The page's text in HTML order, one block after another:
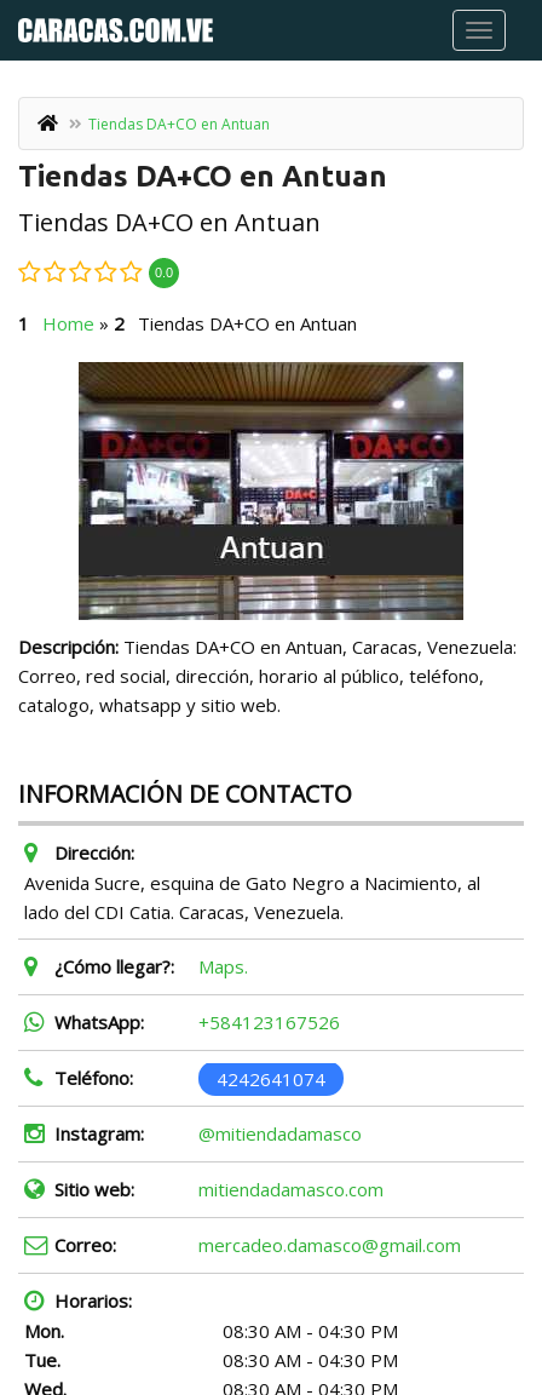
Tiendas DA+CO en Antuan
Tiendas DA+CO en Antuan
Tiendas DA+CO en Antuan
0.0
Home » Tiendas DA+CO en Antuan
Descripción: Tiendas DA+CO en Antuan, Caracas, Venezuela:
Correo, red social, dirección, horario al público, teléfono,
catalogo, whatsapp y sitio web.
INFORMACIÓN DE CONTACTO
Dirección:
Avenida Sucre, esquina de Gato Negro a Nacimiento, al
lado del CDI Catia. Caracas, Venezuela.
¿Cómo llegar?: Maps.
WhatsApp: +584123167526
Teléfono: 4242641074
Instagram: @mitiendadamasco
Sitio web: mitiendadamasco.com
Correo: mercadeo.damasco@gmail.com
Horarios:
Mon.
08:30 AM - 04:30 PM
Tue.
08:30 AM - 04:30 PM
Wed.
08:30 AM - 04:30 PM